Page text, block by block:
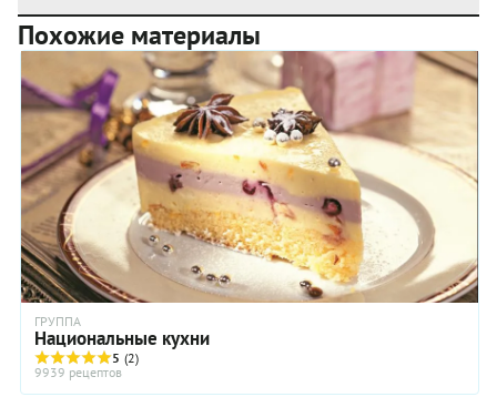
Похожие материалы
ГРУППА
Национальные кухни
5 (2)
9939 рецептов